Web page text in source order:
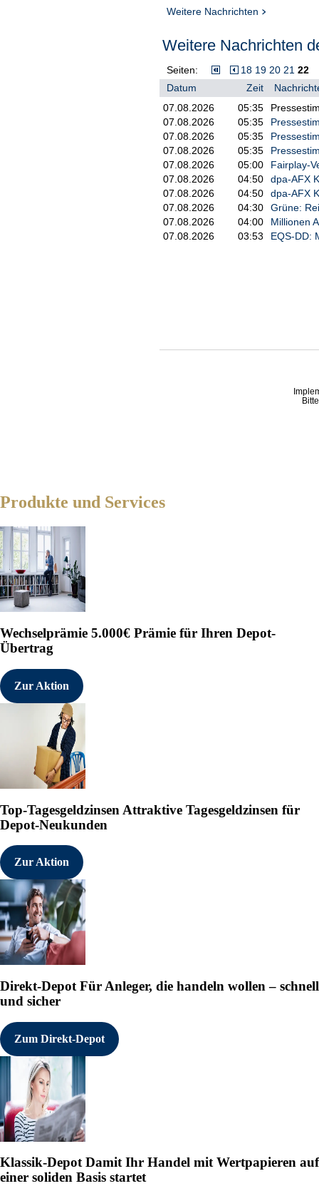
Weitere Nachrichten
Weitere Nachrichten
Seiten: 18 19 20 21 22
Datum
Zeit
07.08.2026
05:35
07.08.2026
05:35
07.08.2026
05:35
07.08.2026
05:35
07.08.2026
05:00
Fairplay-
07.08.2026
04:50
dpa-AFX
07.08.2026
04:50
dpa-AFX
07.08.2026
04:30
Grüne:
07.08.2026
04:00
Millionen
07.08.2026
03:53 EQS-DD:
Produkte und Services
Wechselprämie 5.000€ Prämie für Ihren Depot-
Übertrag
Zur Aktion
Top-Tagesgeldzinsen Attraktive Tagesgeldzinsen für
Depot-Neukunden
Zur Aktion
Direkt-Depot Für Anleger, die handeln wollen – schnell
und sicher
Zum Direkt-Depot
Klassik-DepotDamit Ihr Handel mit Wertpapieren auf
einer soliden Basis startet